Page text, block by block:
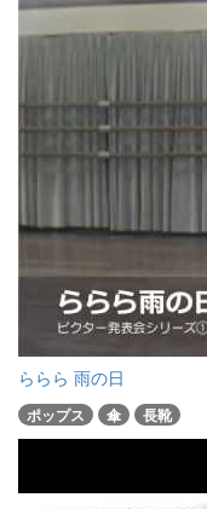
ららら 雨の日
ポップス 傘 長靴